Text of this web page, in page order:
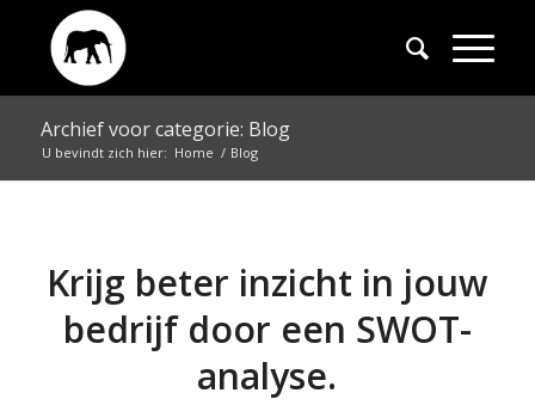
Archief voor categorie: Blog
U bevindt zich hier: Home / Blog
Krijg beter inzicht in jouw
bedrijf door een SWOT-
analyse.